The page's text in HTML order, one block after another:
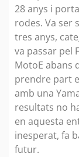
28 anys i
rodes. Va ser
tres anys,
va passar pel
MotoE abans
prendre part
amb una
resultats no
en aquesta
inesperat, fa
futur.